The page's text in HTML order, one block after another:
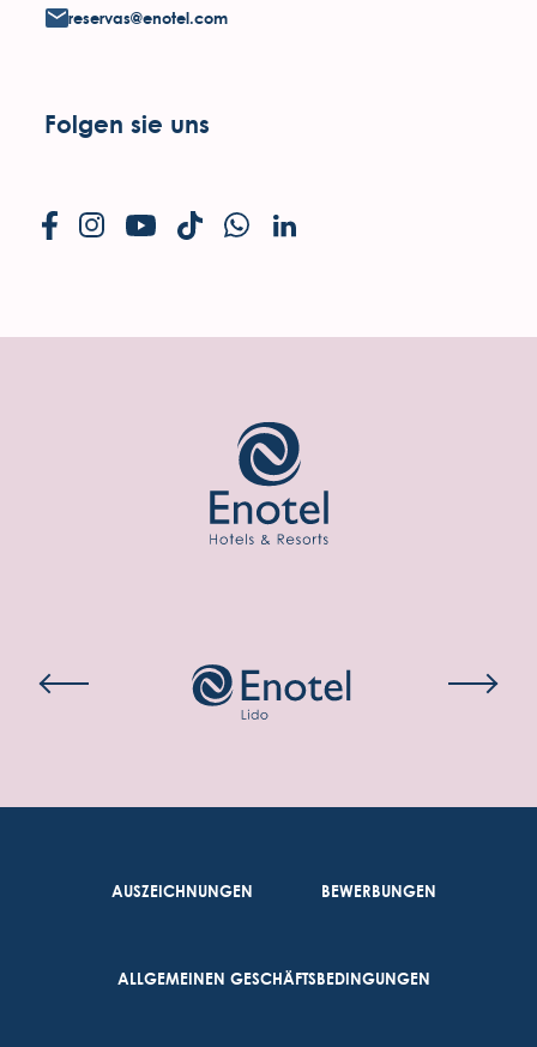
reservas@enotel.com
Folgen sie uns
AUSZEICHNUNGEN BEWERBUNGEN
ALLGEMEINEN GESCHÄFTSBEDINGUNGEN